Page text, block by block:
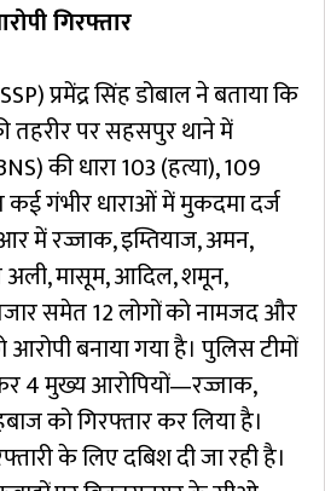
गिरफ्तार
प्रमेंद्र सिंह डोबाल ने बताया कि
पर सहसपुर थाने में
की धारा 103 (हत्या), 109
कई गंभीर धाराओं में मुकदमा दर्ज
में रज्जाक, इम्तियाज, अमन,
मासूम, आदिल, शमून,
समेत 12 लोगों को नामजद और
बनाया गया है। पुलिस टीमों
4 मुख्य आरोपियों—रज्जाक,
को गिरफ्तार कर लिया है।
के लिए दबिश दी जा रही है।